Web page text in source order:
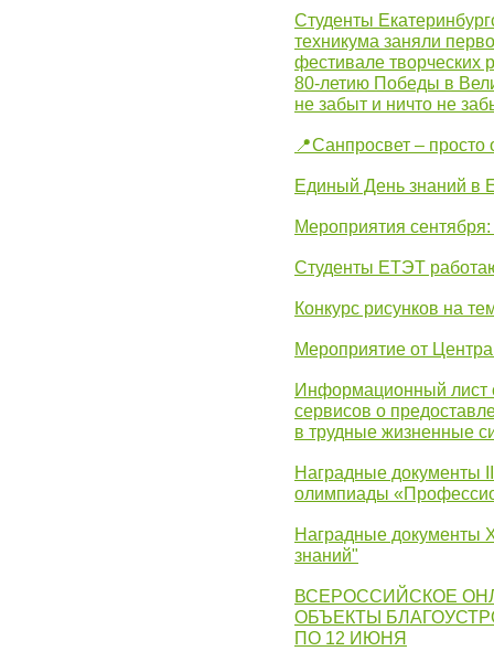
Студенты
техникума заняли
фестивале
80-летию Победы в
не забыт и ничто не
📍Санпросвет –
Единый День знаний в
Мероприятия
Студенты ЕТЭТ
Конкурс рисунков на
Мероприятие от
Информационный лист
сервисов о
в трудные жизненные
Наградные документы
олимпиады
Наградные документы
знаний"
ВСЕРОССИЙСКОЕ
ОБЪЕКТЫ
ПО 12 ИЮНЯ